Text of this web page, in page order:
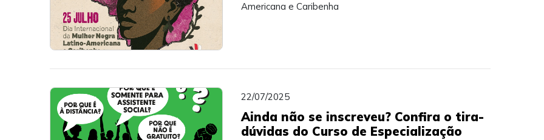
Americana e Caribenha
22/07/2025
Ainda não se inscreveu? Confira o tira-
dúvidas do Curso de Especialização